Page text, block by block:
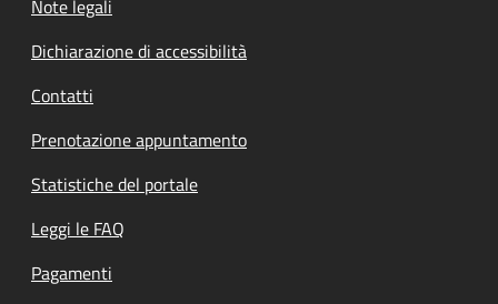
Note legali
Dichiarazione di accessibilità
Contatti
Prenotazione appuntamento
Statistiche del portale
Leggi le FAQ
Pagamenti